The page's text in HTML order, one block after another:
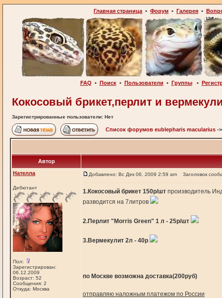
Главная страница • Форум • Галерея •
FAQ • Поиск• Пользователи • Группы•
Кокосовый брикет,перлит и
Зарегистрированные пользователи: Нет
Список форумов eublepharis macularius -
Автор
Нателла
Дебютант
Пол:
Зарегистрирован:
06.12.2009
Возраст: 52
Сообщения: 2
Откуда: Москва
Добавлено: Вс Дек 06, 2009 2:59 am Заголовок
1.Кокосовый брикет 150р/шт производитель
разводится на 7литров
2.Перлит "Morris Green" 1 л - 25р/шт
3.Вермекулит 2л - 40р
по Москве возможна доставка(200руб)
отправляю наложным платежом по России